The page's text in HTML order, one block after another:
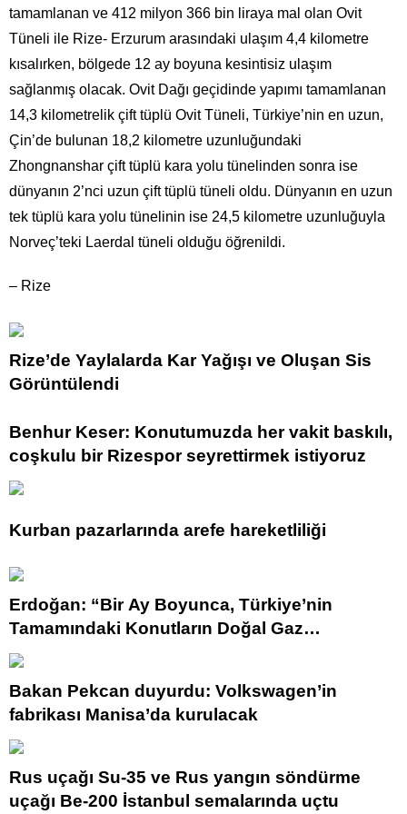
tamamlanan ve 412 milyon 366 bin liraya mal olan Ovit
Tüneli ile Rize- Erzurum arasındaki ulaşım 4,4 kilometre
kısalırken, bölgede 12 ay boyuna kesintisiz ulaşım
sağlanmış olacak. Ovit Dağı geçidinde yapımı tamamlanan
14,3 kilometrelik çift tüplü Ovit Tüneli, Türkiye’nin en uzun,
Çin’de bulunan 18,2 kilometre uzunluğundaki
Zhongnanshar çift tüplü kara yolu tünelinden sonra ise
dünyanın 2’nci uzun çift tüplü tüneli oldu. Dünyanın en uzun
tek tüplü kara yolu tünelinin ise 24,5 kilometre uzunluğuyla
Norveç’teki Laerdal tüneli olduğu öğrenildi.
– Rize
Rize’de Yaylalarda Kar Yağışı ve Oluşan Sis
Görüntülendi
Benhur Keser: Konutumuzda her vakit baskılı,
coşkulu bir Rizespor seyrettirmek istiyoruz
Kurban pazarlarında arefe hareketliliği
Erdoğan: “Bir Ay Boyunca, Türkiye’nin
Tamamındaki Konutların Doğal Gaz
Tüketiminden Fiyat Almayacağız”
Bakan Pekcan duyurdu: Volkswagen’in
fabrikası Manisa’da kurulacak
Rus uçağı Su-35 ve Rus yangın söndürme
uçağı Be-200 İstanbul semalarında uçtu